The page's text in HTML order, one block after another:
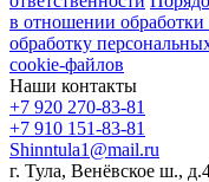
в отношении
обработку
cookie-файлов
Наши контакты
+7 920 270-83-81
+7 910 151-83-81
Shinntula1@mail.ru
г. Тула, Венёвское ш.,